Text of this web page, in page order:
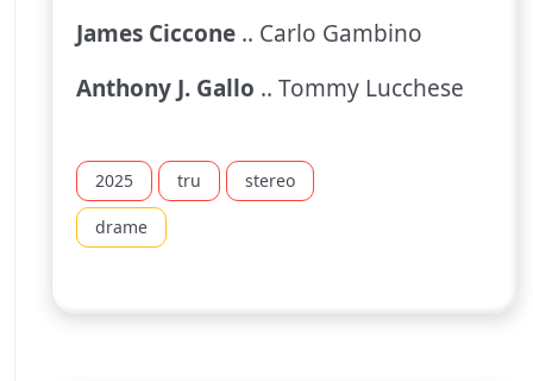
James Ciccone .. Carlo Gambino
Anthony J. Gallo .. Tommy Lucchese
2025 tru stereo
drame